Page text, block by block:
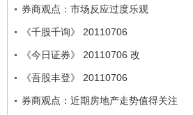
券商观点：市场反应过度乐观
《千股千询》 20110706
《今日证券》 20110706 改
《吾股丰登》 20110706
券商观点：近期房地产走势值得关注